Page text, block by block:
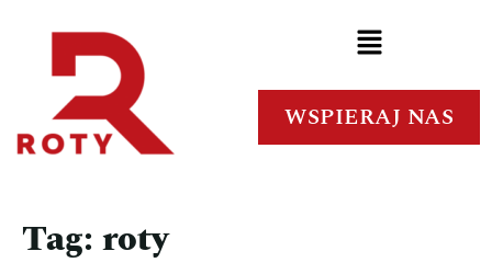
WSPIERAJ NAS
Tag: roty